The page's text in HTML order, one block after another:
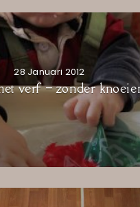
28 Januari 2012
verf – zonder